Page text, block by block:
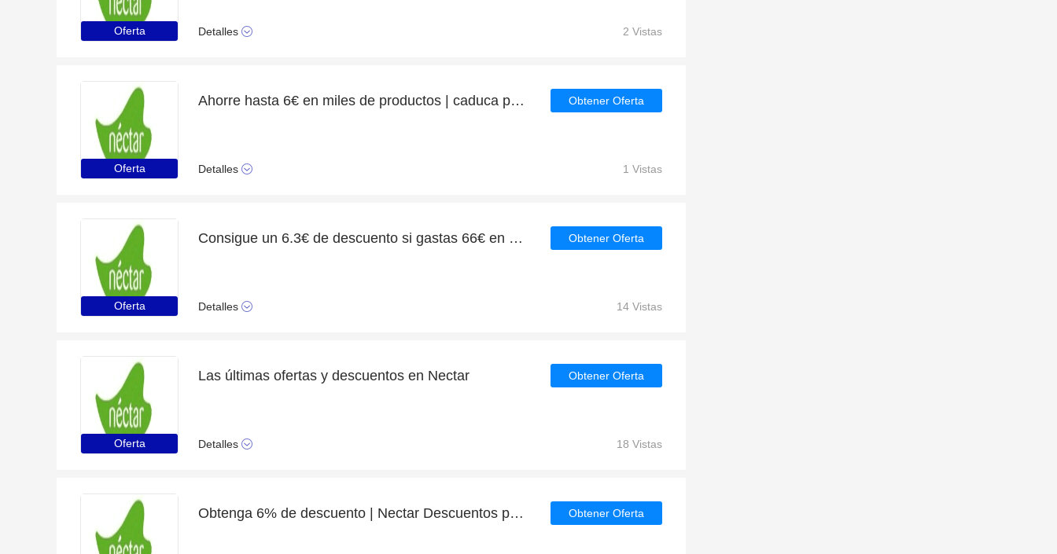
Oferta Detalles 2 Vistas
Oferta
Ahorre hasta 6€ en miles de productos | caduca pronto
Detalles
Obtener Oferta
1 Vistas
Oferta
Consigue un 6.3€ de descuento si gastas 66€ en Nectar
Detalles
Obtener Oferta
14 Vistas
Oferta
Las últimas ofertas y descuentos en Nectar
Detalles
Obtener Oferta
18 Vistas
Obtenga 6% de descuento | Nectar Descuentos para estudiantes Obtener Oferta